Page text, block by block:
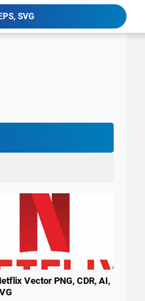
SVG
AI, EPS, SVG
PNG
Vector PNG, CDR, AI,